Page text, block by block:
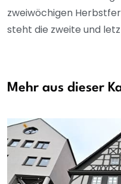
zweiwöchigen
steht die zweite und
Mehr aus dieser